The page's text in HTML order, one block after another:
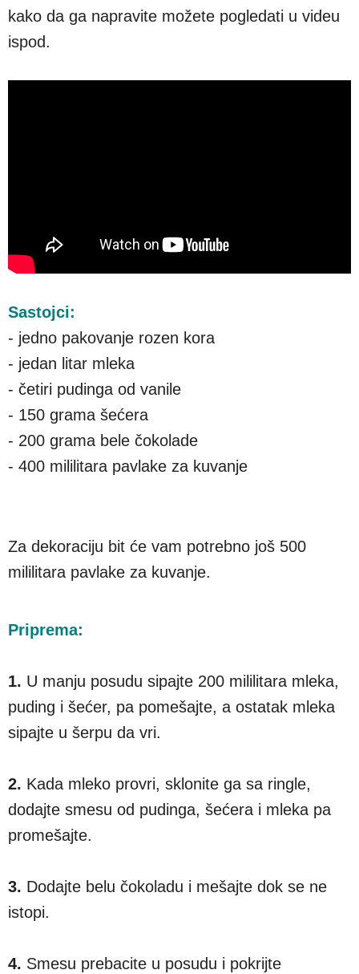
kako da ga napravite možete pogledati u videu
ispod.
Sastojci:
- jedno pakovanje rozen kora
- jedan litar mleka
- četiri pudinga od vanile
- 150 grama šećera
- 200 grama bele čokolade
- 400 mililitara pavlake za kuvanje
Za dekoraciju bit će vam potrebno još 500
mililitara pavlake za kuvanje.
Priprema:
1. U manju posudu sipajte 200 mililitara mleka,
puding i šećer, pa pomešajte, a ostatak mleka
sipajte u šerpu da vri.
2. Kada mleko provri, sklonite ga sa ringle,
dodajte smesu od pudinga, šećera i mleka pa
promešajte.
3. Dodajte belu čokoladu i mešajte dok se ne
istopi.
4. Smesu prebacite u posudu i pokrijte